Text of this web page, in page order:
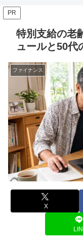
PR
特別支給の老
ュールと50代
ファイナンス
X